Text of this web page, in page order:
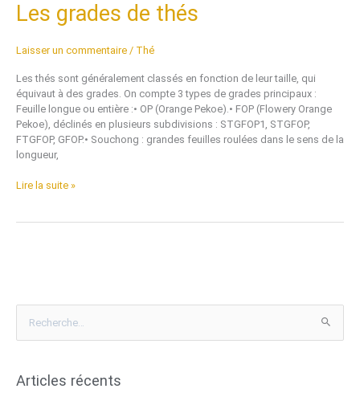
Les grades de thés
Laisser un commentaire / Thé
Les thés sont généralement classés en fonction de leur taille, qui
équivaut à des grades. On compte 3 types de grades principaux :
Feuille longue ou entière :• OP (Orange Pekoe).• FOP (Flowery Orange
Pekoe), déclinés en plusieurs subdivisions : STGFOP1, STGFOP,
FTGFOP, GFOP.• Souchong : grandes feuilles roulées dans le sens de la
longueur,
Les
grades
thés
Lire la suite »
h
Articles récents